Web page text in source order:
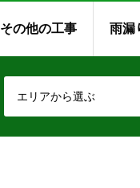
その他の工事 雨漏
エリアから選ぶ